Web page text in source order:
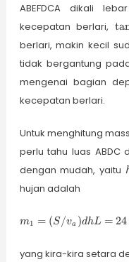
ABEFDCA dikali
kecepatan berlari,
=
ta
berlari, makin kecil
tidak bergantung
mengenai bagian
kecepatan berlari.
Untuk menghitung
perlu tahu luas ABDC
dengan mudah, yaitu
hujan adalah
m_1 =
(S/v_a)
24~
m1 = (S /va )dhL = 24
yang kira-kira setara